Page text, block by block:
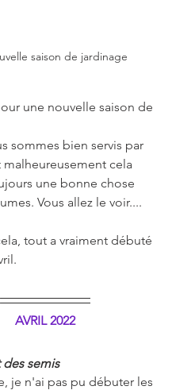
saison de jardinage
une nouvelle saison de
sommes bien servis par
malheureusement cela
une bonne chose
Vous allez le voir....
tout a vraiment débuté
AVRIL 2022
semis